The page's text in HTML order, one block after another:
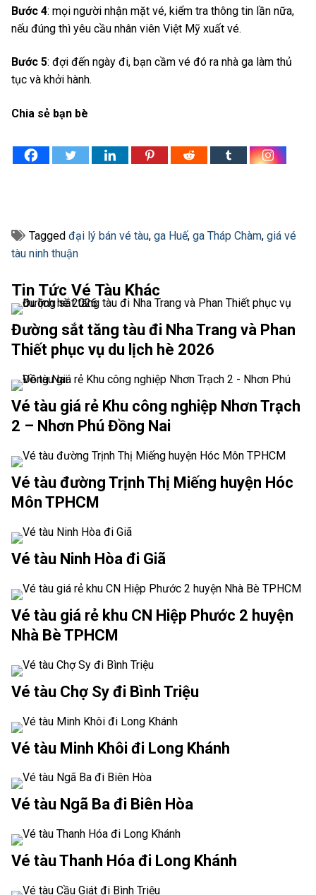
Bước 4: mọi người nhận mặt vé, kiểm tra thông tin lần nữa,
nếu đúng thì yêu cầu nhân viên Việt Mỹ xuất vé.
Bước 5: đợi đến ngày đi, bạn cầm vé đó ra nhà ga làm thủ
tục và khởi hành.
Chia sẻ bạn bè
Tagged đại lý bán vé tàu, ga Huế, ga Tháp Chàm, giá vé
tàu ninh thuận
Tin Tức Vé Tàu Khác
Đường sắt tăng tàu đi Nha Trang và Phan
Thiết phục vụ du lịch hè 2026
Vé tàu giá rẻ Khu công nghiệp Nhơn Trạch
2 – Nhơn Phú Đồng Nai
Vé tàu đường Trịnh Thị Miếng huyện Hóc
Môn TPHCM
Vé tàu Ninh Hòa đi Giã
Vé tàu giá rẻ khu CN Hiệp Phước 2 huyện
Nhà Bè TPHCM
Vé tàu Chợ Sy đi Bình Triệu
Vé tàu Minh Khôi đi Long Khánh
Vé tàu Ngã Ba đi Biên Hòa
Vé tàu Thanh Hóa đi Long Khánh